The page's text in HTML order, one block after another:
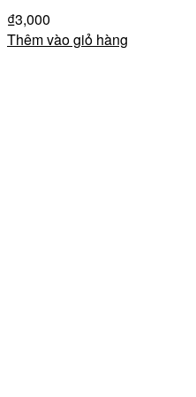
₫3,000
Thêm vào giỏ hàng